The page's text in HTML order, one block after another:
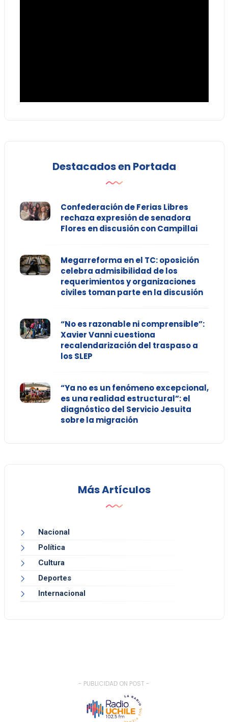
Destacados en Portada
Confederación de Ferias Libres
rechaza expresión de senadora
Flores en discusión con Campillai
Megarreforma en el TC: oposición
celebra admisibilidad de los
requerimientos y organizaciones
civiles toman parte en la discusión
“No es razonable ni comprensible”:
Xavier Vanni cuestiona
recalendarización del traspaso a
los SLEP
“Ya no es un fenómeno excepcional,
es una realidad estructural”: el
diagnóstico del Servicio Jesuita
sobre la migración
Más Artículos
Nacional
Política
Cultura
Deportes
Internacional
- PUBLICIDAD ON POST -